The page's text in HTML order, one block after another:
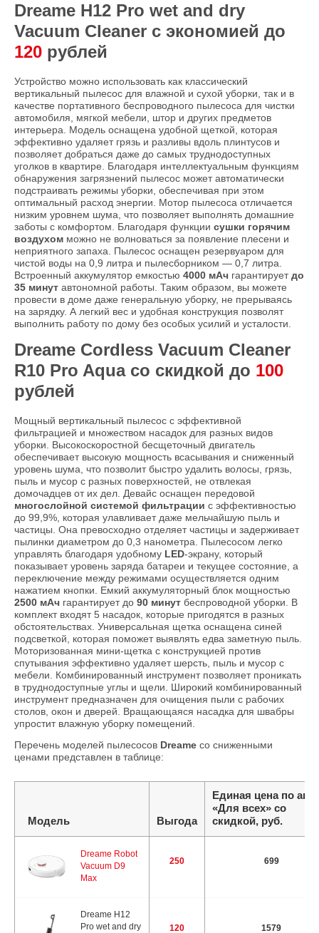
Dreame H12 Pro wet and dry
Vacuum Cleaner с экономией до
120 рублей
Устройство можно использовать как классический
вертикальный пылесос для влажной и сухой уборки, так и в
качестве портативного беспроводного пылесоса для чистки
автомобиля, мягкой мебели, штор и других предметов
интерьера. Модель оснащена удобной щеткой, которая
эффективно удаляет грязь и разливы вдоль плинтусов и
позволяет добраться даже до самых труднодоступных
уголков в квартире. Благодаря интеллектуальным функциям
обнаружения загрязнений пылесос может автоматически
подстраивать режимы уборки, обеспечивая при этом
оптимальный расход энергии. Мотор пылесоса отличается
низким уровнем шума, что позволяет выполнять домашние
заботы с комфортом. Благодаря функции сушки горячим
воздухом можно не волноваться за появление плесени и
неприятного запаха. Пылесос оснащен резервуаром для
чистой воды на 0,9 литра и пылесборником — 0,7 литра.
Встроенный аккумулятор емкостью 4000 мАч гарантируетдо
35 минут автономной работы. Таким образом, вы можете
провести в доме даже генеральную уборку, не прерываясь
на зарядку. А легкий вес и удобная конструкция позволят
выполнить работу по дому без особых усилий и усталости.
Dreame Cordless Vacuum Cleaner
R10 Pro Aqua со скидкой до 100
рублей
Мощный вертикальный пылесос с эффективной
фильтрацией и множеством насадок для разных видов
уборки. Высокоскоростной бесщеточный двигатель
обеспечивает высокую мощность всасывания и сниженный
уровень шума, что позволит быстро удалить волосы, грязь,
пыль и мусор с разных поверхностей, не отвлекая
домочадцев от их дел. Девайс оснащен передовой
многослойной системой фильтрации с эффективностью
до 99,9%, которая улавливает даже мельчайшую пыль и
частицы. Она превосходно отделяет частицы и задерживает
пылинки диаметром до 0,3 нанометра. Пылесосом легко
управлять благодаря удобному LED-экрану, который
показывает уровень заряда батареи и текущее состояние, а
переключение между режимами осуществляется одним
нажатием кнопки. Емкий аккумуляторный блок мощностью
2500 мАч гарантирует до 90 минут беспроводной уборки. В
комплект входят 5 насадок, которые пригодятся в разных
обстоятельствах. Универсальная щетка оснащена синей
подсветкой, которая поможет выявлять едва заметную пыль.
Моторизованная мини-щетка с конструкцией против
спутывания эффективно удаляет шерсть, пыль и мусор с
мебели. Комбинированный инструмент позволяет проникать
в труднодоступные углы и щели. Широкий комбинированный
инструмент предназначен для очищения пыли с рабочих
столов, окон и дверей. Вращающаяся насадка для швабры
упростит влажную уборку помещений.
Перечень моделей пылесосов Dreame со сниженными
ценами представлен в таблице:
Модель Выгода
Единая цена по
«Для всех» со
скидкой, руб.
Dreame Robot
Vacuum D9
Max
250 699
Dreame H12
Pro wet and dry
120 1579